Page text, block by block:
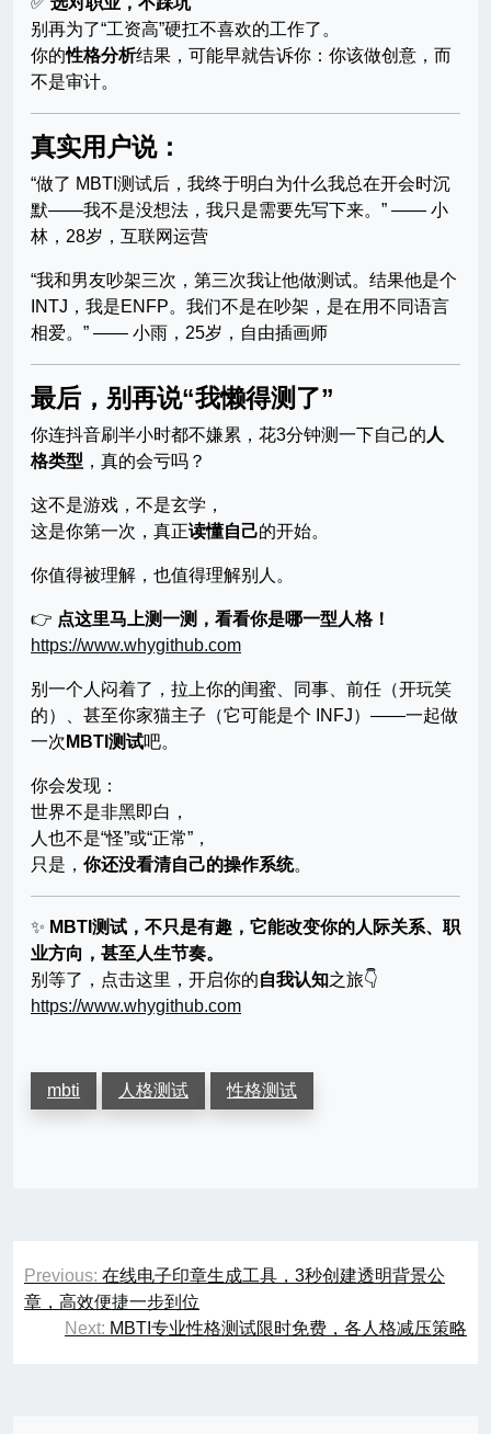
别再为了“工资高”硬扛不喜欢的工作了。
你的性格分析结果，可能早就告诉你：你该做创意，而
不是审计。
真实用户说：
“做了 MBTI测试后，我终于明白为什么我总在开会时沉
默——我不是没想法，我只是需要先写下来。” —— 小
林，28岁，互联网运营
“我和男友吵架三次，第三次我让他做测试。结果他是个
INTJ，我是ENFP。我们不是在吵架，是在用不同语言
相爱。” —— 小雨，25岁，自由插画师
最后，别再说“我懒得测了”
你连抖音刷半小时都不嫌累，花3分钟测一下自己的 人
格类型 ，真的会亏吗？
这不是游戏，不是玄学，
这是你第一次，真正读懂自己的开始。
你值得被理解，也值得理解别人。
👉 点这里马上测一测，看看你是哪一型人格！
https://www.whygithub.com
别一个人闷着了，拉上你的闺蜜、同事、前任（开玩笑
的）、甚至你家猫主子（它可能是个 INFJ）——一起做
一次 MBTI测试吧。
你会发现：
世界不是非黑即白，
人也不是“怪”或“正常”，
只是， 你还没看清自己的操作系统。
✨ MBTI测试，不只是有趣，它能改变你的人际关系、职
业方向，甚至人生节奏。
别等了，点击这里，开启你的自我认知之旅👇
https://www.whygithub.com
mbti 人格测试 性格测试
文
章
Previous: 在线电子印章生成工具，3秒创建透明背景公
章，高效便捷一步到位
Next: MBTI专业性格测试限时免费，各人格减压策略